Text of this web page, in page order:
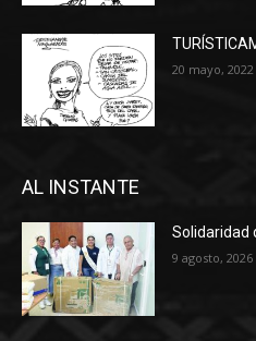
20 mayo, 2022
AL INSTANTE
Solidaridad
9 agosto, 2026